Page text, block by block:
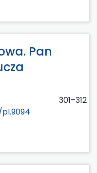
Pan
301–312